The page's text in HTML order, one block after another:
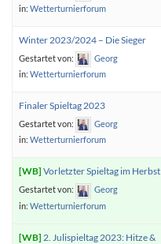
in: Wetterturnierforum
Winter 2023/2024 – Die Sieger
Gestartet von:
Georg
in: Wetterturnierforum
Finaler Spieltag 2023
Gestartet von:
Georg
in: Wetterturnierforum
Vorletzter Spieltag im Herbst
Gestartet von:
Georg
in: Wetterturnierforum
2. Julispieltag 2023: Hitze &